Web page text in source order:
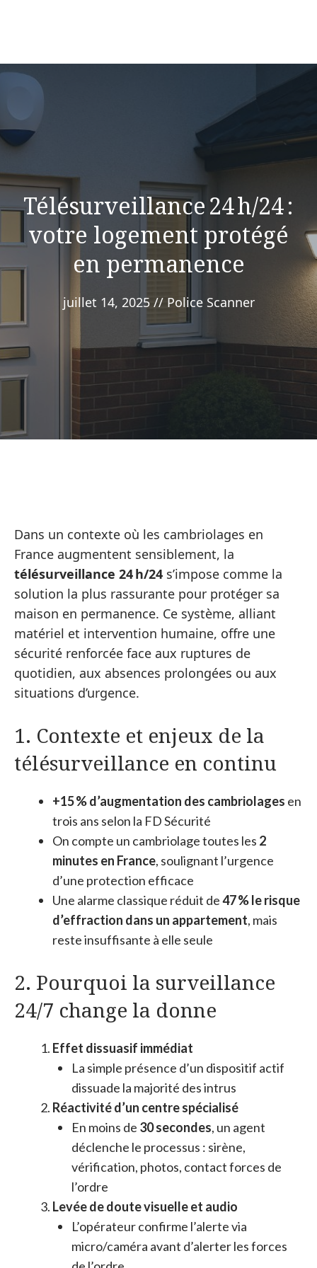
Télésurveillance 24 h/24 :
votre logement protégé
en permanence
juillet 14, 2025 // Police Scanner
Dans un contexte où les cambriolages en
France augmentent sensiblement, la
télésurveillance 24 h/24 s’impose comme la
solution la plus rassurante pour protéger sa
maison en permanence. Ce système, alliant
matériel et intervention humaine, offre une
sécurité renforcée face aux ruptures de
quotidien, aux absences prolongées ou aux
situations d’urgence.
1. Contexte et enjeux de la
télésurveillance en continu
+15 % d’augmentation des cambriolages en
trois ans selon la FD Sécurité
On compte un cambriolage toutes les 2
minutes en France, soulignant l’urgence
d’une protection efficace
Une alarme classique réduit de47 % le risque
d’effraction dans un appartement, mais
reste insuffisante à elle seule
2. Pourquoi la surveillance
24/7 change la donne
Effet dissuasif immédiat
La simple présence d’un dispositif actif
dissuade la majorité des intrus
Réactivité d’un centre spécialisé
En moins de 30 secondes, un agent
déclenche le processus : sirène,
vérification, photos, contact forces de
l’ordre
Levée de doute visuelle et audio
L’opérateur confirme l’alerte via
micro/caméra avant d’alerter les forces